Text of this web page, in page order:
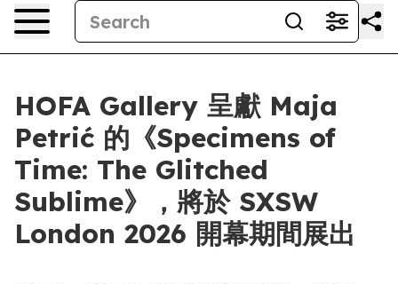
HOFA Gallery 呈獻 Maja
Petrić 的《Specimens of
Time: The Glitched
Sublime》，將於 SXSW
London 2026 開幕期間展出